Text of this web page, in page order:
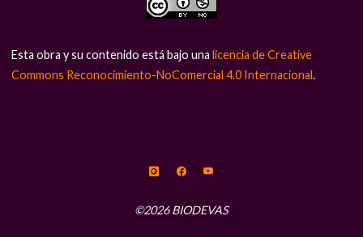
Esta obra y su contenido está bajo unalicencia de Creative
Commons Reconocimiento-NoComercial 4.0 Internacional.
©2026 BIODEVAS